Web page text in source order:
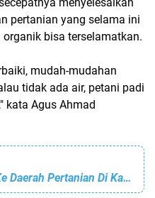
pertanian yang selama ini
bisa terselamatkan.
mudah-mudahan
tidak ada air, petani padi
kata Agus Ahmad
Kunjungan Kerja Pansus V Ke Daerah Pertanian Di Kabupaten Cianjur Catatan Penting Dalam Mendukung Penyusunan Raperda Tentang Pertanian Organik.